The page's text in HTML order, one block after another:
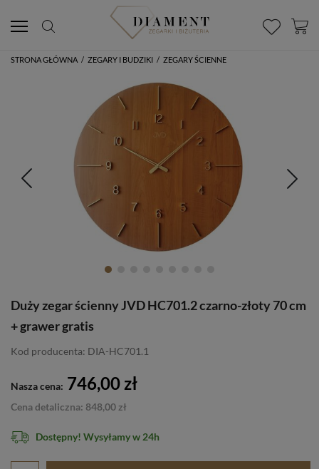
STRONA GŁÓWNA / ZEGARY I BUDZIKI / ZEGARY ŚCIENNE
Duży zegar ścienny JVD HC701.2 czarno-złoty 70 cm
+ grawer gratis
Kod producenta: DIA-HC701.1
Nasza cena: 746,00 zł
Cena detaliczna: 848,00 zł
Dostępny! Wysyłamy w 24h